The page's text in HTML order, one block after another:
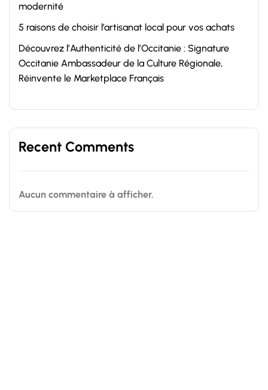
modernité
5 raisons de choisir l’artisanat local pour vos achats
Découvrez l’Authenticité de l’Occitanie : Signature
Occitanie Ambassadeur de la Culture Régionale,
Réinvente le Marketplace Français
Recent Comments
Aucun commentaire à afficher.